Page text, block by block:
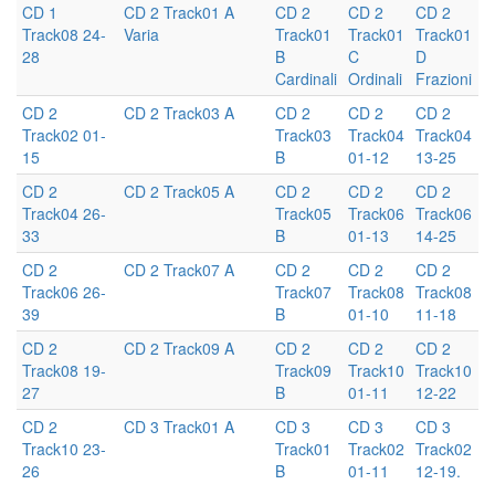
CD 1
Track08 24-
28
CD 2 Track01 A
Varia
CD 2
Track01
B
Cardinali
CD 2
Track01
C
Ordinali
CD 2
Track01
D
Frazioni
CD 2
Track02 01-
15
CD 2 Track03 A
CD 2
Track03
B
CD 2
Track04
01-12
CD 2
Track04
13-25
CD 2
Track04 26-
33
CD 2 Track05 A
CD 2
Track05
B
CD 2
Track06
01-13
CD 2
Track06
14-25
CD 2
Track06 26-
39
CD 2 Track07 A
CD 2
Track07
B
CD 2
Track08
01-10
CD 2
Track08
11-18
CD 2
Track08 19-
27
CD 2 Track09 A
CD 2
Track09
B
CD 2
Track10
01-11
CD 2
Track10
12-22
CD 2
Track10 23-
26
CD 3 Track01 A
CD 3
Track01
B
CD 3
Track02
01-11
CD 3
Track02
12-19.